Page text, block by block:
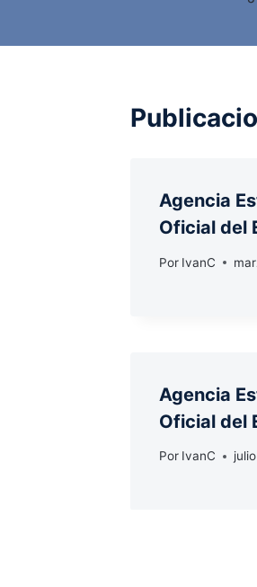
Agencia
Oficial del
Por IvanC
Agencia
Oficial del
Por IvanC